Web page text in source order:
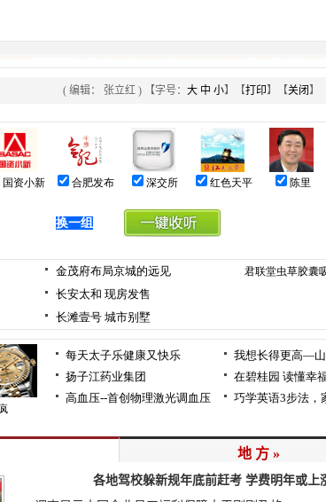
( 编辑： 张立红 ) 【字号： 大 中 小】【打印】【关闭 】
地 方 »
各地驾校躲新规年底前赶考 学费明年或上